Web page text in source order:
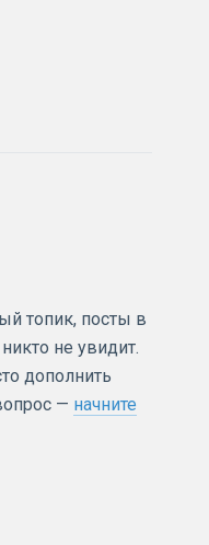
топик, посты в
не увидит.
дополнить
— начните